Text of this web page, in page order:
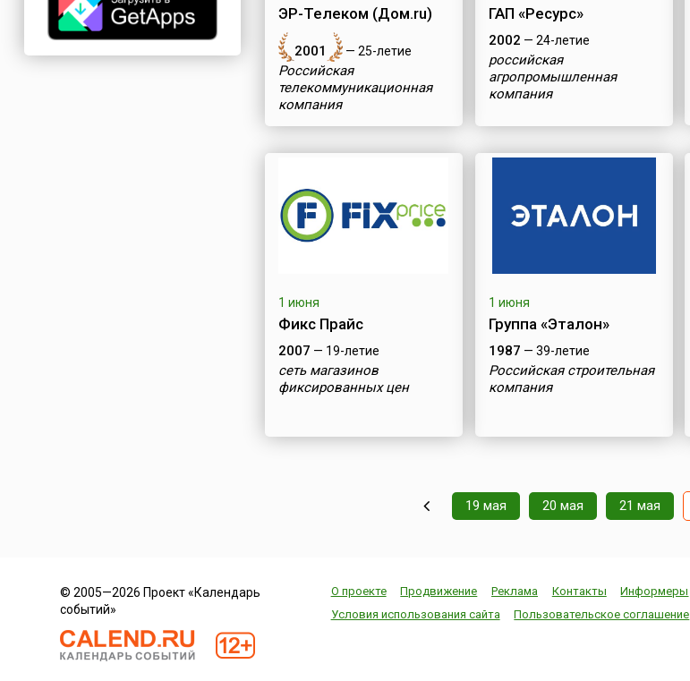
ЭР-Телеком (Дом.ru)
2001 — 25-летие
Российская
телекоммуникационная
компания
ГАП «Ресурс»
2002 — 24-летие
российская
агропромышленная
компания
1 июня
Фикс Прайс
2007 — 19-летие
сеть магазинов
фиксированных цен
1 июня
Группа «Эталон»
1987 — 39-летие
Российская строительная
компания
19 мая 20 мая 21 мая
© 2005—2026 Проект «Календарь
событий»
О проекте Продвижение Реклама Контакты
Информеры
Условия использования сайта
Пользовательское соглашение